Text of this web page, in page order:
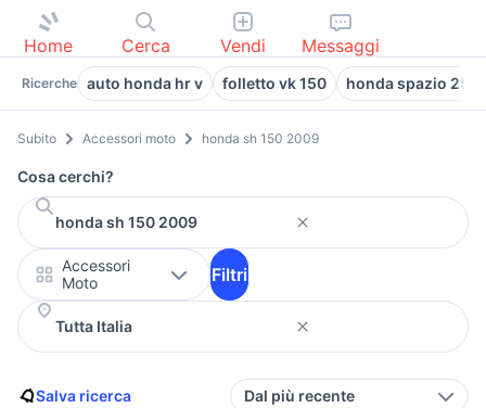
Home Cerca Vendi Messaggi
Ricerche auto honda hr v folletto vk 150 honda spazio 250
Subito Accessori moto honda sh 150 2009
Cosa cerchi?
Accessori
Moto
Filtri
Salva ricerca Dal più recente